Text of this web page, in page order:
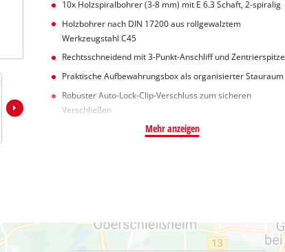
10x Holzspiralbohrer (3-8 mm) mit E 6.3 Schaft, 2-spiralig
Holzbohrer nach DIN 17200 aus rollgewalztem
Werkzeugstahl C45
Rechtsschneidend mit 3-Punkt-Anschliff und Zentrierspitze
Praktische Aufbewahrungsbox als organisierter Stauraum
Robuster Auto-Lock-Clip-Verschluss zum sicheren
Verschließen
Mehr anzeigen